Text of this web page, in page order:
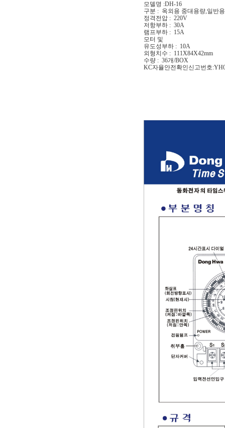
모델명 :DH-16
구분 : 옥외용 중대용량,일반용
정격전압 : 220V
저항부하 : 30A
램프부하 : 15A
모터 및
유도성부하 : 10A
외형치수 : 111X84X42mm
수량 : 36개/BOX
KC자율안전확인신고번호